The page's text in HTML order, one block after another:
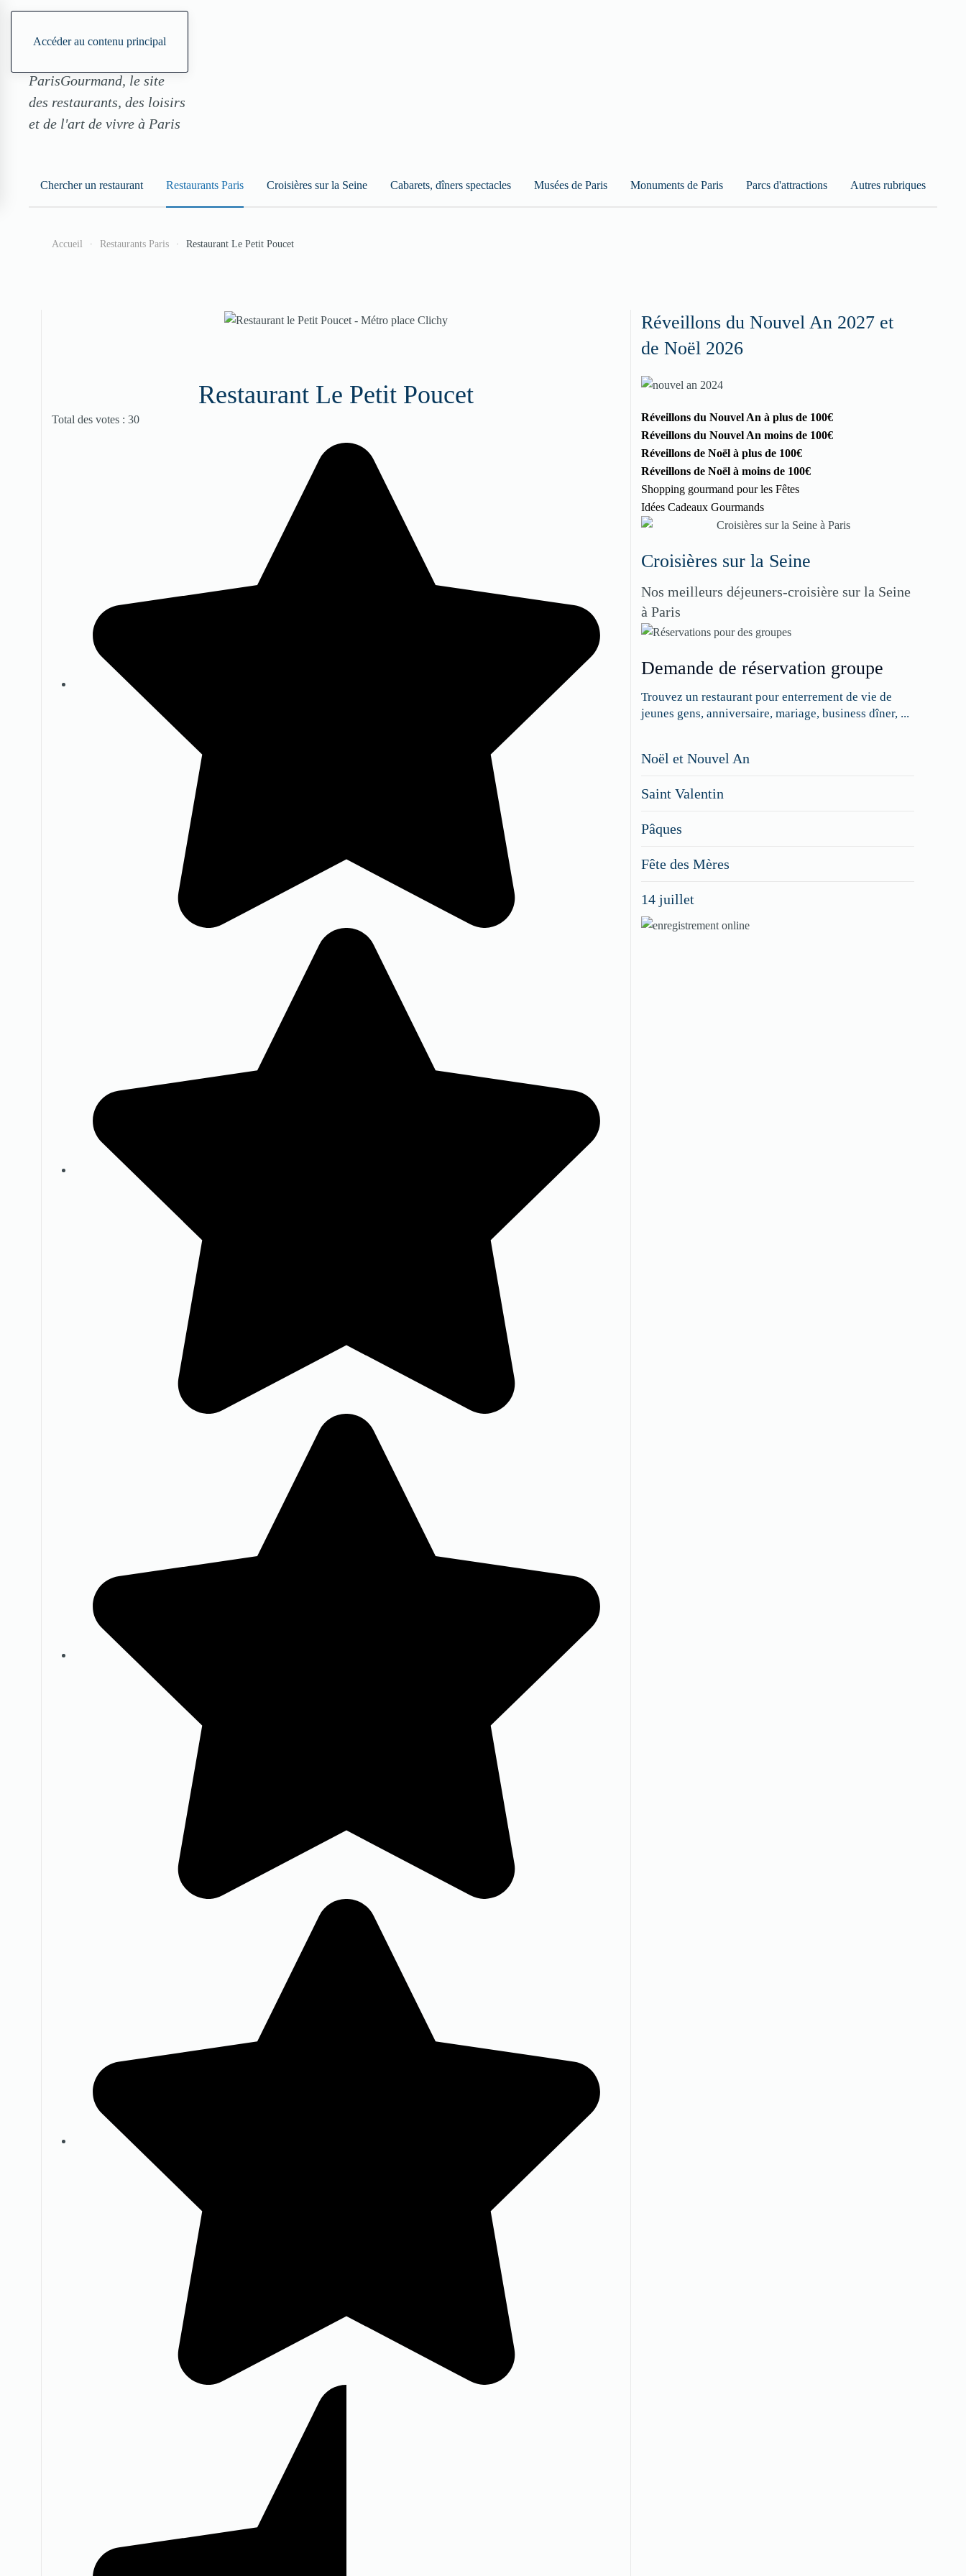
Accéder au contenu principal
ParisGourmand, le site
des restaurants, des loisirs
et de l'art de vivre à Paris
Chercher un restaurant Restaurants Paris Croisières sur la Seine Cabarets, dîners spectacles Musées de Paris Monuments de Paris Parcs d'attractions Autres rubriques
Accueil Restaurants Paris Restaurant Le Petit Poucet
Restaurant Le Petit Poucet
Vote utilisateur: 3.5/
Total des votes : 30
Réveillons du Nouvel An 2027 et
de Noël 2026
Réveillons du Nouvel An à plus de 100€
Réveillons du Nouvel An moins de 100€
Réveillons de Noël à plus de 100€
Réveillons de Noël à moins de 100€
Shopping gourmand pour les Fêtes
Idées Cadeaux Gourmands
Croisières sur la Seine
Nos meilleurs déjeuners-croisière sur la Seine
à Paris
Demande de réservation groupe
Trouvez un restaurant pour enterrement de vie de
jeunes gens, anniversaire, mariage, business dîner, ...
figurer
vos
spéciaux
dans
nos
Noël et Nouvel An
Saint Valentin
Pâques
Fête des Mères
14 juillet